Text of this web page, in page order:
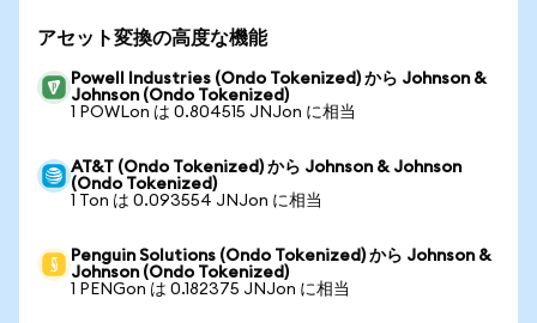
アセット変換の高度な機能
Powell Industries (Ondo Tokenized) から Johnson &
Johnson (Ondo Tokenized)
1 POWLon は 0.804515 JNJon に相当
AT&T (Ondo Tokenized) から Johnson & Johnson
(Ondo Tokenized)
1 Ton は 0.093554 JNJon に相当
Penguin Solutions (Ondo Tokenized) から Johnson &
Johnson (Ondo Tokenized)
1 PENGon は 0.182375 JNJon に相当